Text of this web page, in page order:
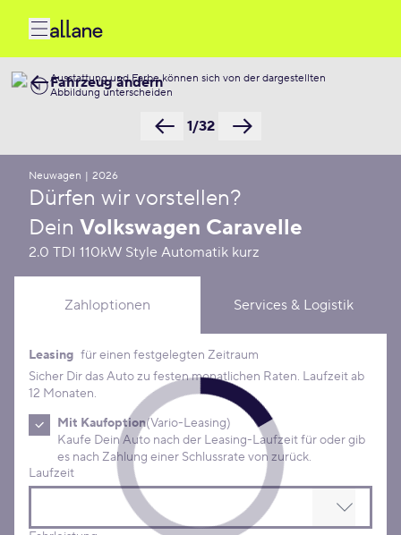
Ausstattung und Farbe können sich von der dargestellten
Abbildung unterscheiden
1/32
Fahrzeug ändern
Neuwagen | 2026
Dürfen wir vorstellen?
Dein Volkswagen Caravelle
2.0 TDI 110kW Style Automatik kurz
Zahloptionen Services & Logistik
Leasing Konditionen
Leasing für einen festgelegten Zeitraum
Sicher Dir das Auto zu festen monatlichen Raten. Laufzeit ab
12 Monaten.
Mit Kaufoption(Vario-Leasing)
Kaufe Dein Auto nach der Leasing-Laufzeit für oder gib
es nach Zahlung einer Schlussrate von zurück.
Laufzeit